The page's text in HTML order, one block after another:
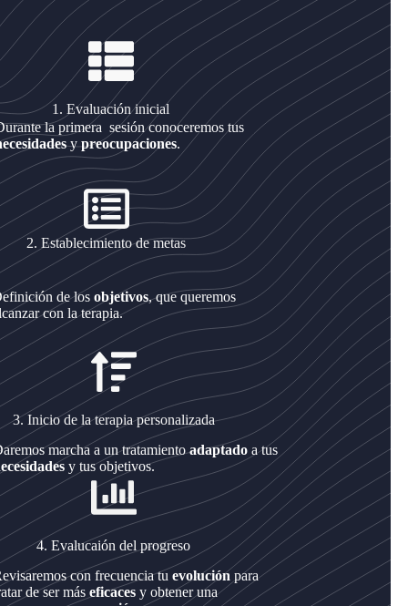
1. Evaluación inicial
la primera sesión conoceremos tus
ypreocupaciones.
2. Establecimiento de metas
de los objetivos, que queremos
con la terapia.
3. Inicio de la terapia personalizada
marcha a un tratamientoadaptado a tus
y tus objetivos.
4. Evalucaión del progreso
con frecuencia tu evolución para
de ser más eficaces y obtener una